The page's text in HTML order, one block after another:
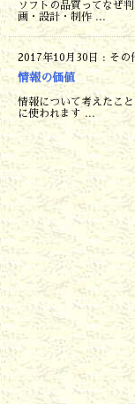
ソフトの品質ってなぜ
画・設計・制作 ...
2017年10月30日 : その
情報の価値
情報について考えたこ
に使われます ...